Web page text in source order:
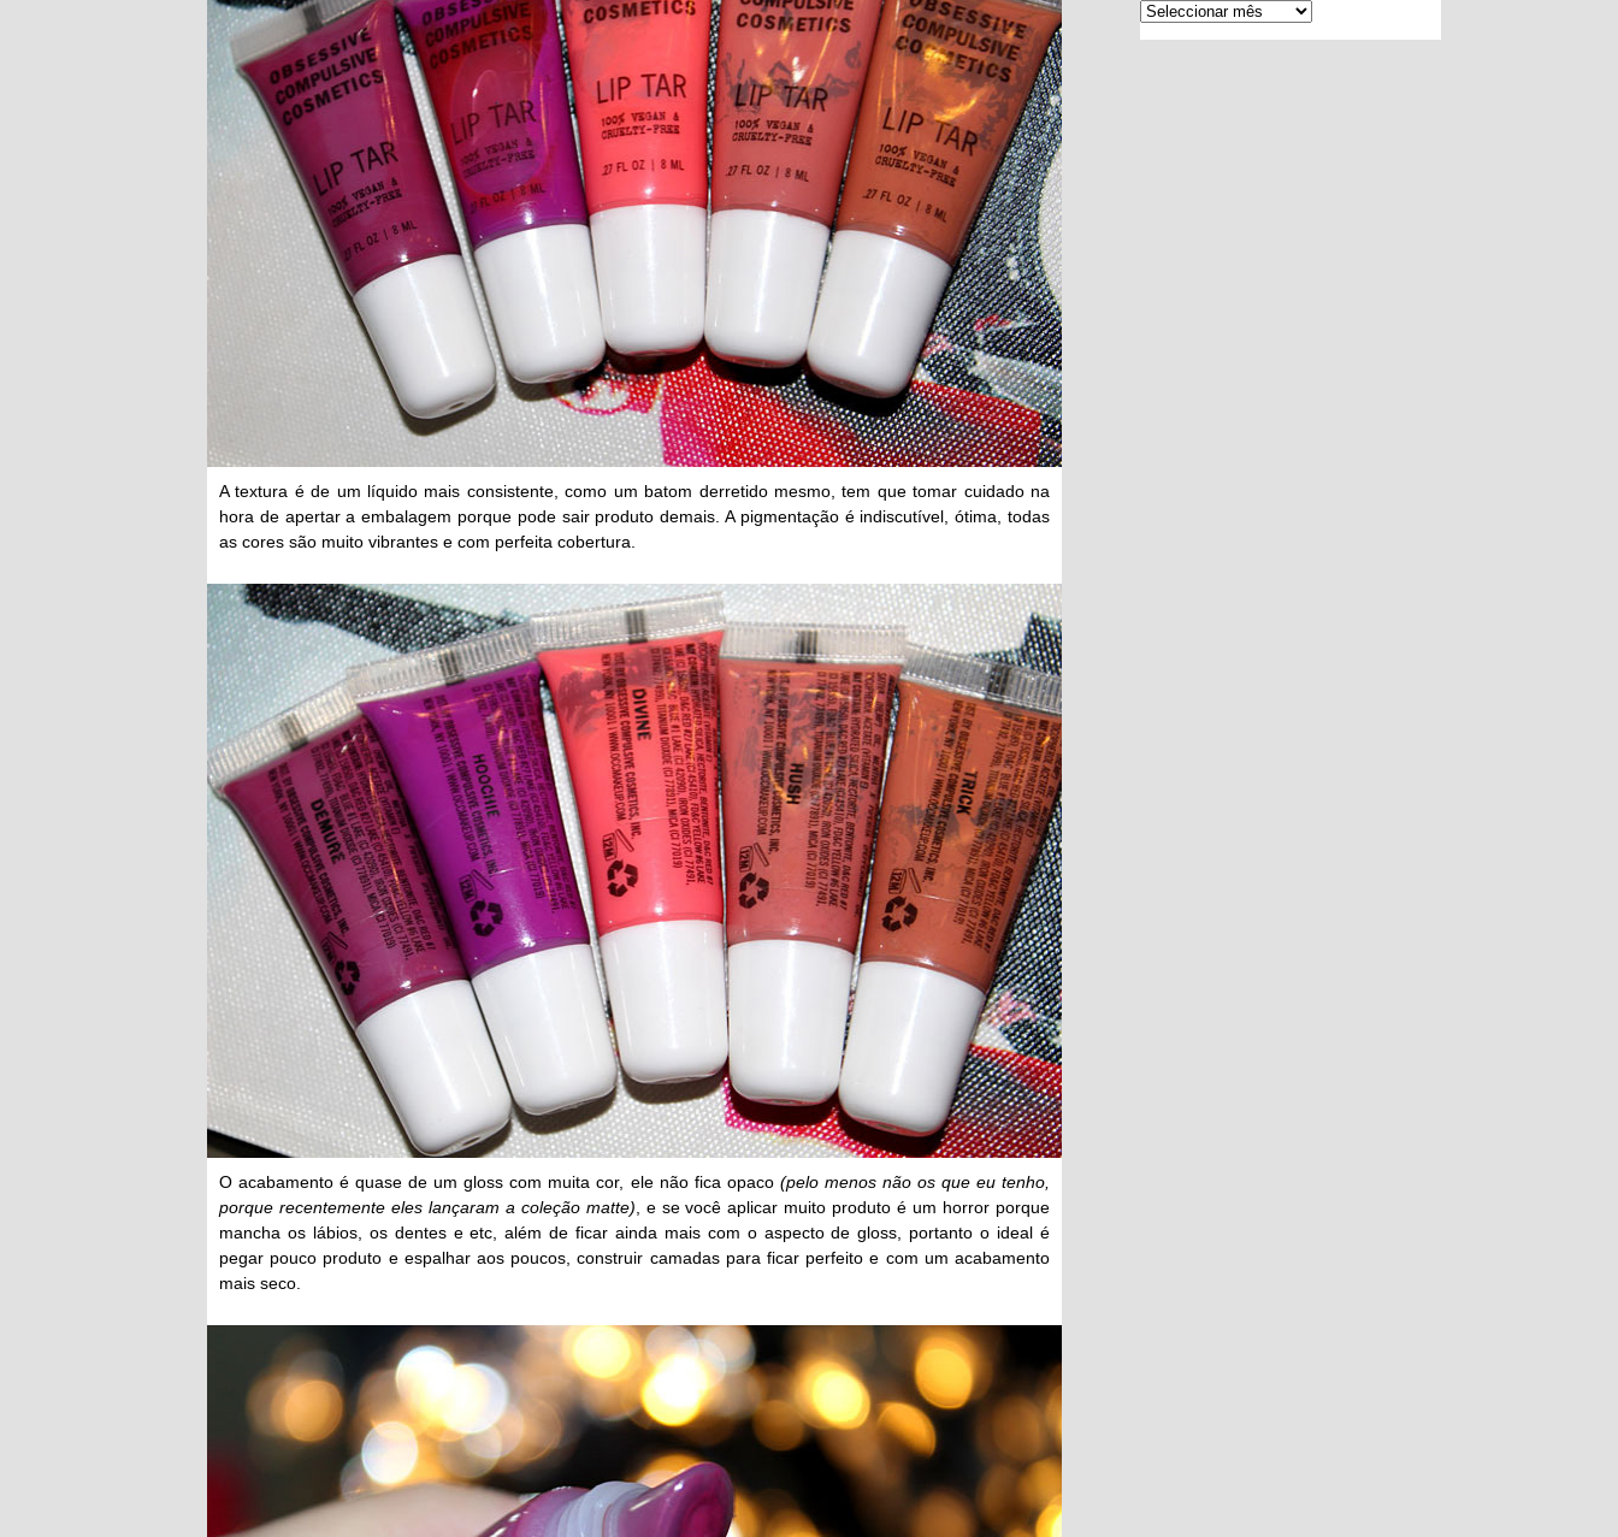
A textura é de um líquido mais consistente, como um batom derretido mesmo, tem que tomar cuidado na
hora de apertar a embalagem porque pode sair produto demais. A pigmentação é indiscutível, ótima, todas
as cores são muito vibrantes e com perfeita cobertura.
O acabamento é quase de um gloss com muita cor, ele não fica opaco(pelo menos não os que eu tenho,
porque recentemente eles lançaram a coleção matte) , e se você aplicar muito produto é um horror porque
mancha os lábios, os dentes e etc, além de ficar ainda mais com o aspecto de gloss, portanto o ideal é
pegar pouco produto e espalhar aos poucos, construir camadas para ficar perfeito e com um acabamento
mais seco.